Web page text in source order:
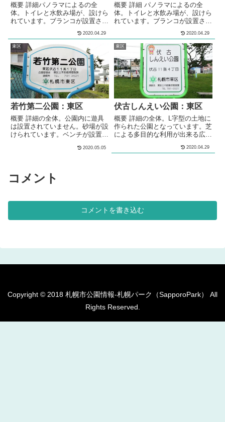
概要 詳細パノラマによるの全
体。トイレと水飲み場が、設けら
れています。ブランコが設置され
います。鉄棒が設置されていま
す。砂場が設けられています。多
目的な利用が出来る広場が設けら
れています。広場には、1.5メー
トルほどの高さの山が作られてい
ます。冬には、ソリ遊びやスキー
遊びができる雪山になります。公
園入り入口には、つる棚のパーゴ
ラが設けられています。シェルタ
ー型のあずま...
2020.04.29
概要 詳細 パノラマによるの全
体。トイレと水飲み場が、設けら
れています。ブランコが設置され
屋が、設けられています。砂場が
設けられています。砂場内には、
石のオブジェが設置されていま
す。岩のオブジェは、砂場の周り
にも設置されています。芝による
多目的な利用が出来る広場が設け
られています。複数の種類のベン
チが、公園内に複数設置されてい
ます。 メモ住宅街の中にある、
公園です。ト...
2020.04.29
東区
若竹第二公園：東区
概要 詳細の全体。公園内に遊具
は設置されていません。砂場が設
けられています。ベンチが設置さ
ある、公園です。公園内に遊具は
札幌市東区伏古１１条２丁目２
−２２管理問い合わせ
2020.05.05
東区
伏古しんえい公園：東区
概要 詳細の全体。L字型の土地に
作られた公園となっています。芝
による多目的な利用が出来る広場
設置されています。すべり台が設
的な利用が出来る広場が設けられ
ています。 基本情報郵便番号〒
2020.04.29
コメント
コメントを書き込む
Copyright © 2018 札幌市公園情報-札幌パーク（SapporoPark） All
Rights Reserved.